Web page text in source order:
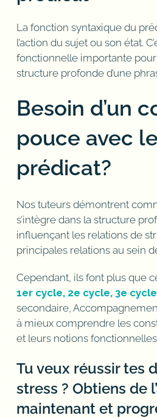
La fonction syntaxique du
l’action du sujet ou son état.
fonctionnelle importante
structure profonde d’une
Besoin d’un
pouce avec le
prédicat?
Nos tuteurs démontrent
s’intègre dans la structure
influençant les relations de
principales relations au sein
Cependant, ils font plus que
1er cycle, 2e cycle, 3e cycle
secondaire,
à mieux comprendre les
et leurs notions
Tu veux réussir tes
stress ? Obtiens de
maintenant et